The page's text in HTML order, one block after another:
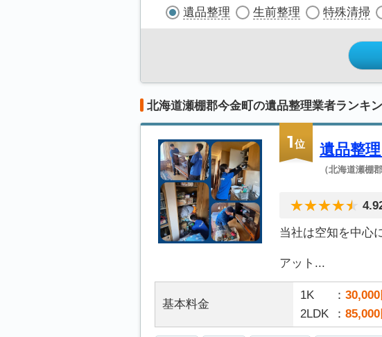
遺品整理
生前整理 特殊清掃
北海道瀬棚郡今金町の遺品整理業者ランキ
1位 遺品整
（北海道瀬棚
当社は空知を中心
アット...
基本料金
1K 30,000
2LDK
85,000